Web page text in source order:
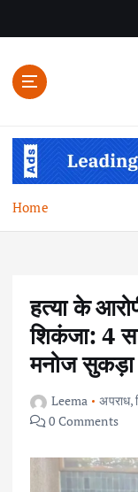
n
Home
हत्या के
शिकंजा: 4
मनोज सुकड़ा
Leema अपराध,
0 Comments